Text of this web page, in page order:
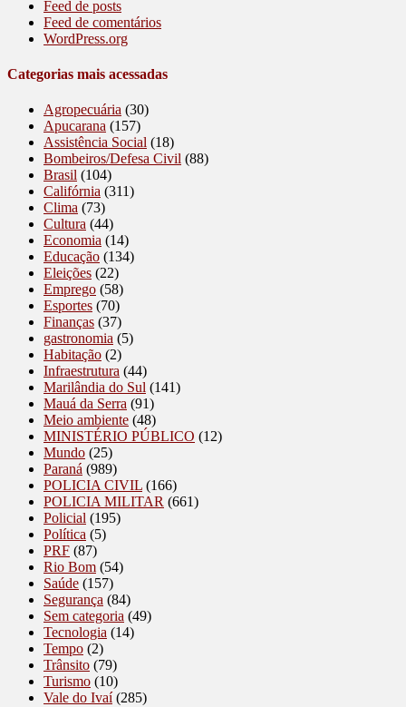
Feed de posts
Feed de comentários
WordPress.org
Categorias mais acessadas
Agropecuária (30)
Apucarana (157)
Assistência Social (18)
Bombeiros/Defesa Civil (88)
Brasil (104)
Califórnia (311)
Clima (73)
Cultura (44)
Economia (14)
Educação (134)
Eleições (22)
Emprego (58)
Esportes (70)
Finanças (37)
gastronomia (5)
Habitação (2)
Infraestrutura (44)
Marilândia do Sul (141)
Mauá da Serra (91)
Meio ambiente (48)
MINISTÉRIO PÚBLICO (12)
Mundo (25)
Paraná (989)
POLICIA CIVIL (166)
POLICIA MILITAR (661)
Policial (195)
Política (5)
PRF (87)
Rio Bom (54)
Saúde (157)
Segurança (84)
Sem categoria (49)
Tecnologia (14)
Tempo (2)
Trânsito (79)
Turismo (10)
Vale do Ivaí(285)